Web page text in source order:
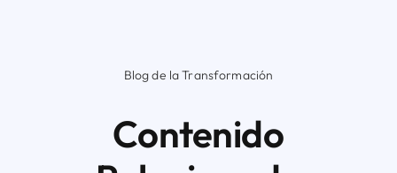
Blog de la Transformación
Contenido